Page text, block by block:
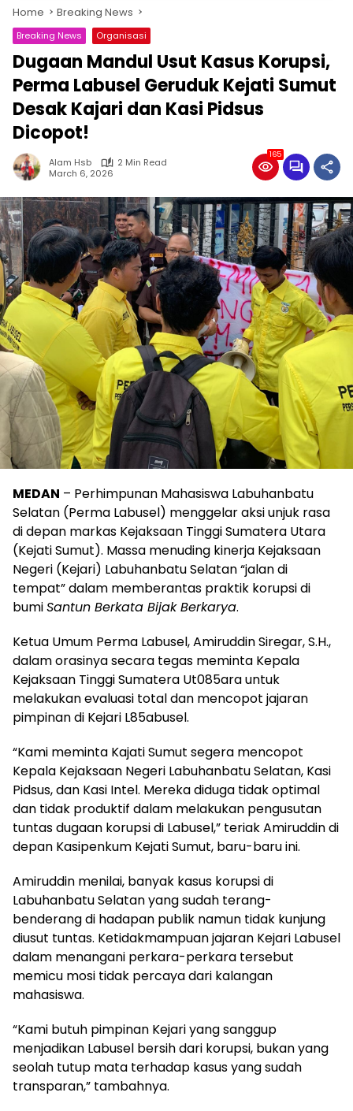
Home Breaking News
Breaking News Organisasi
Dugaan Mandul Usut Kasus Korupsi,
Perma Labusel Geruduk Kejati Sumut
Desak Kajari dan Kasi Pidsus
Dicopot!
Alam Hsb
2 Min Read
March 6, 2026
165
MEDAN – Perhimpunan Mahasiswa Labuhanbatu
Selatan (Perma Labusel) menggelar aksi unjuk rasa
di depan markas Kejaksaan Tinggi Sumatera Utara
(Kejati Sumut). Massa menuding kinerja Kejaksaan
Negeri (Kejari) Labuhanbatu Selatan “jalan di
tempat” dalam memberantas praktik korupsi di
bumiSantun Berkata Bijak Berkarya.
Ketua Umum Perma Labusel, Amiruddin Siregar, S.H.,
dalam orasinya secara tegas meminta Kepala
Kejaksaan Tinggi Sumatera Ut085ara untuk
melakukan evaluasi total dan mencopot jajaran
pimpinan di Kejari L85abusel.
“Kami meminta Kajati Sumut segera mencopot
Kepala Kejaksaan Negeri Labuhanbatu Selatan, Kasi
Pidsus, dan Kasi Intel. Mereka diduga tidak optimal
dan tidak produktif dalam melakukan pengusutan
tuntas dugaan korupsi di Labusel,” teriak Amiruddin di
depan Kasipenkum Kejati Sumut, baru-baru ini.
Amiruddin menilai, banyak kasus korupsi di
Labuhanbatu Selatan yang sudah terang-
benderang di hadapan publik namun tidak kunjung
diusut tuntas. Ketidakmampuan jajaran Kejari Labusel
dalam menangani perkara-perkara tersebut
memicu mosi tidak percaya dari kalangan
mahasiswa.
“Kami butuh pimpinan Kejari yang sanggup
menjadikan Labusel bersih dari korupsi, bukan yang
seolah tutup mata terhadap kasus yang sudah
transparan,” tambahnya.